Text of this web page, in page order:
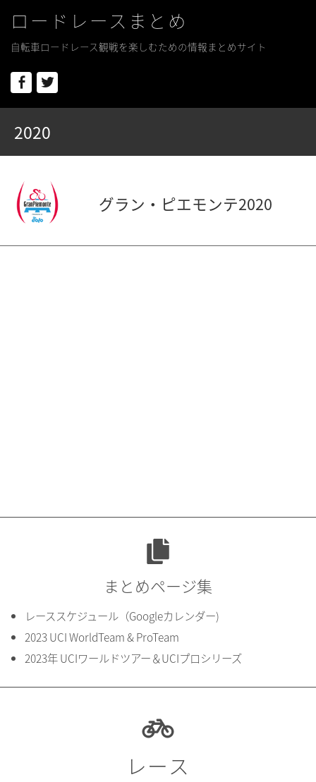
ロードレースまとめ
自転車ロードレース観戦を楽しむための情報まとめサイト
Facebook
2020
グラン・ピエモンテ2020
まとめページ集
レーススケジュール（Googleカレンダー)
2023 UCI WorldTeam & ProTeam
2023年 UCIワールドツアー＆UCIプロシリーズ
レース